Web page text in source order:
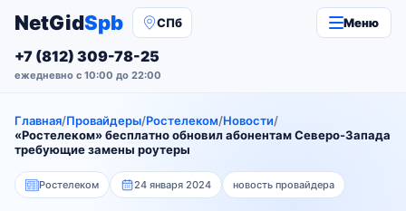
NetGidSpb СПб Меню
+7 (812) 309-78-25
ежедневно с 10:00 до 22:00
Главная/Провайдеры/Ростелеком/Новости/
«Ростелеком» бесплатно обновил абонентам Северо-Запада
требующие замены роутеры
Ростелеком 24 января 2024 новость провайдера